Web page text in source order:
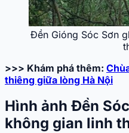
Đền Gióng Sóc Sơn
>>> Khám phá thêm:
thiêng giữa lòng Hà Nội
Hình ảnh Đền
không gian linh